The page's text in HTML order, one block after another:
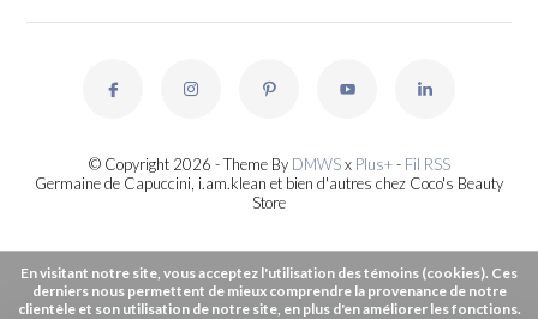
© Copyright 2026 - Theme By DMWSx Plus+- Fil RSS
Germaine de Capuccini, i.am.klean et bien d'autres chez Coco's Beauty
Store
En visitant notre site, vous acceptez l'utilisation des témoins (cookies). Ces
derniers nous permettent de mieux comprendre la provenance de notre
clientèle et son utilisation de notre site, en plus d'en améliorer les fonctions.